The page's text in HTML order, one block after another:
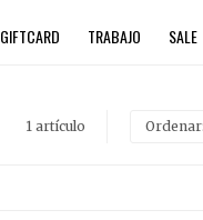
GIFTCARD TRABAJO SALE
1 artículo